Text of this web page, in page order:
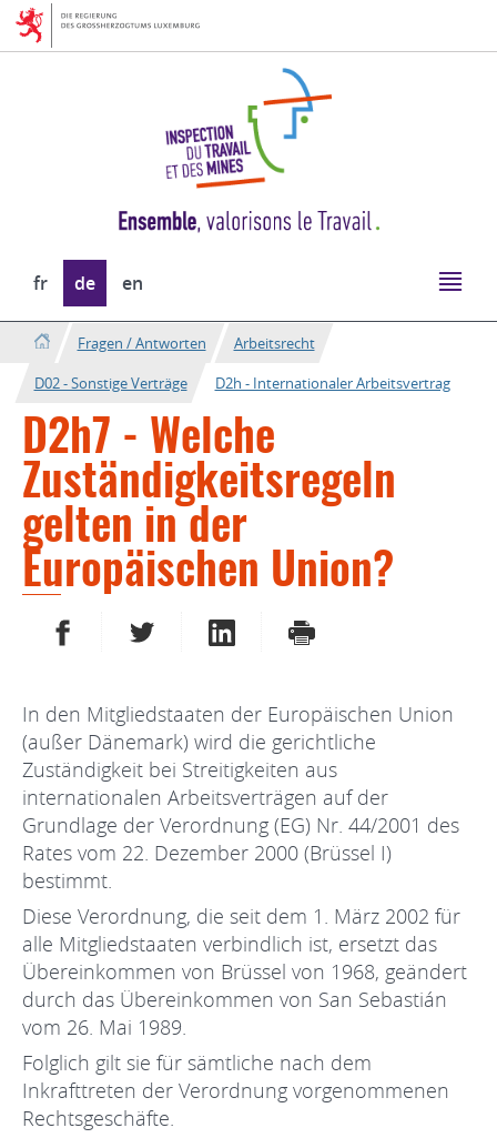
Zur
Navigation
Zum
Inhalt
Sprache
wechseln
fr de en
Fragen / Antworten
Arbeitsrecht
D02 - Sonstige Verträge
D2h - Internationaler Arbeitsvertrag
D2h7 - Welche
Zuständigkeitsregeln
gelten in der
Europäischen Union?
AUF FACEBOOK TEILENAUF TWITTER TEILENAUF LINKEDIN TEILEN
DRUCKEN
In den Mitgliedstaaten der Europäischen Union
(außer Dänemark) wird die gerichtliche
Zuständigkeit bei Streitigkeiten aus
internationalen Arbeitsverträgen auf der
Grundlage der Verordnung (EG) Nr. 44/2001 des
Rates vom 22. Dezember 2000 (Brüssel I)
bestimmt.
Diese Verordnung, die seit dem 1. März 2002 für
alle Mitgliedstaaten verbindlich ist, ersetzt das
Übereinkommen von Brüssel von 1968, geändert
durch das Übereinkommen von San Sebastián
vom 26. Mai 1989.
Folglich gilt sie für sämtliche nach dem
Inkrafttreten der Verordnung vorgenommenen
Rechtsgeschäfte.